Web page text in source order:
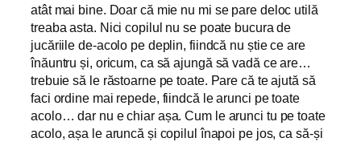
atât mai bine. Doar că mie nu mi se pare deloc utilă
treaba asta. Nici copilul nu se poate bucura de
jucăriile de-acolo pe deplin, fiindcă nu știe ce are
înăuntru și, oricum, ca să ajungă să vadă ce are…
trebuie să le răstoarne pe toate. Pare că te ajută să
faci ordine mai repede, fiindcă le arunci pe toate
acolo… dar nu e chiar așa. Cum le arunci tu pe toate
acolo, așa le aruncă și copilul înapoi pe jos, ca să-și